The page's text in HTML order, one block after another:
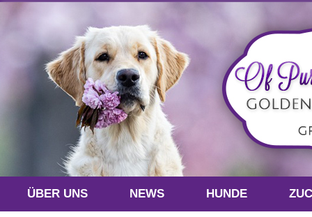
ÜBER UNS NEWS HUNDE